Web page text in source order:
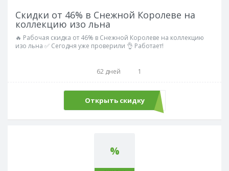
Скидки от 46% в Снежной Королеве на
коллекцию изо льна
🔥 Рабочая скидка от 46% в Снежной Королеве на коллекцию
изо льна ✅ Сегодня уже проверили 👌 Работает!
62 дней 1
Открыть скидку
%